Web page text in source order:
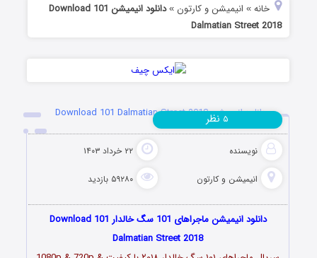
خانه » انیمیشن و کارتون »
دانلود انیمیشن Download 101
Dalmatian Street 2018
دانلود انیمیشن Download 101 Dalmatian Street 2018
نویسنده ۲۲ خرداد ۱۴۰۳
انیمیشن و کارتون ۵۹۲۸۰ بازدید
۵ نظر
دانلود انیمیشن ماجراهای 101 سگ خالدار Download 101
Dalmatian Street 2018